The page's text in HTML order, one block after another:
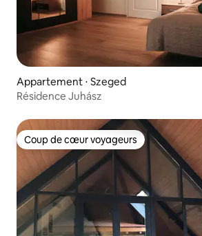
Appartement ⋅ Szeged
Résidence Juhász
Coup de cœur voyageurs
Coup de cœur voyageurs